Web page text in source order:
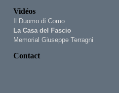
Vidéos
Il Duomo di Como
La Casa del Fascio
Memorial Giuseppe Terragni
Contact